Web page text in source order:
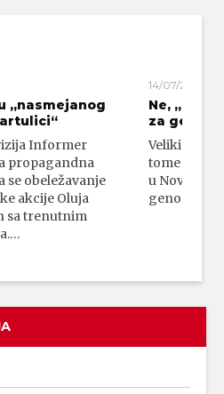
„nasmejanog
Informer
propagandna
obeležavanje
akcije Oluja
sa trenutnim
14/07/2026
Ne,
za
Veliki broj
tome da su
u Novom
genocidni